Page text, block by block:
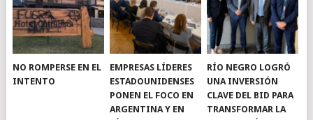
NO ROMPERSE EN EL
INTENTO
EMPRESAS LÍDERES
ESTADOUNIDENSES
PONEN EL FOCO EN
ARGENTINA Y EN
RÍO NEGRO LOGRÓ
UNA INVERSIÓN
CLAVE DEL BID PARA
TRANSFORMAR LA